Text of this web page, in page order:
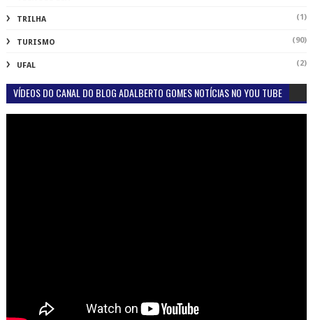
TRILHA (1)
TURISMO (90)
UFAL (2)
VÍDEOS DO CANAL DO BLOG ADALBERTO GOMES NOTÍCIAS NO YOU TUBE